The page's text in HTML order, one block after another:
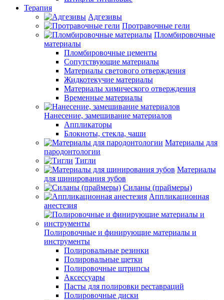
Терапия
Адгезивы
Протравочные гели
Пломбировочные
материалы
Пломбировочные цементы
Сопутствующие материалы
Материалы светового отверждения
Жидкотекучие материалы
Материалы химического отверждения
Временные материалы
Нанесение, замешивание материалов
Аппликаторы
Блокноты, стекла, чаши
Материалы для
пародонтологии
Тигли
Материалы
для шинирования зубов
Силаны (праймеры)
Аппликационная
анестезия
Полировочные и финирующие материалы и
инструменты
Полировальные резинки
Полировальные щетки
Полировочные штрипсы
Аксессуары
Пасты для полировки реставраций
Полировочные диски